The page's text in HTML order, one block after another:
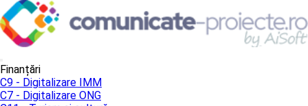
Finanțări
C9 - Digitalizare IMM
C7 - Digitalizare ONG